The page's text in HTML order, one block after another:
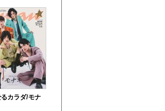
るカラダ/モナ